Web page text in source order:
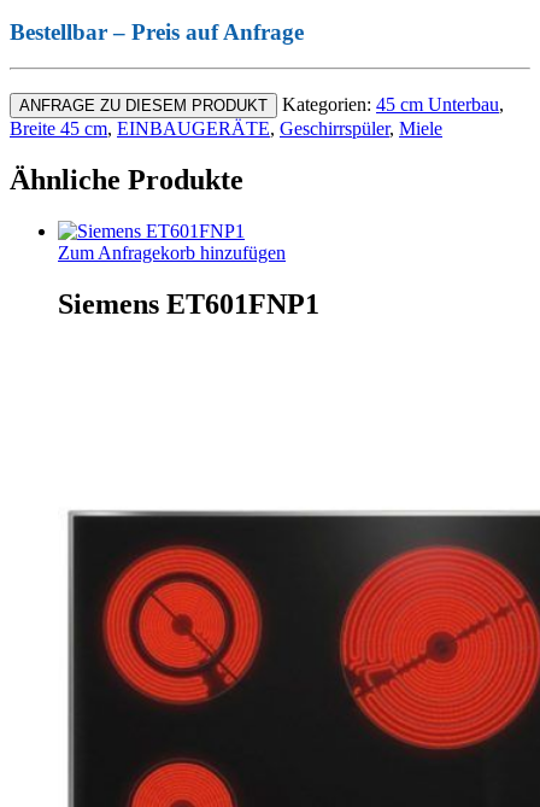
Bestellbar – Preis auf Anfrage
ANFRAGE ZU DIESEM PRODUKT Kategorien: 45 cm Unterbau,
Breite 45 cm, EINBAUGERÄTE, Geschirrspüler, Miele
Ähnliche Produkte
Zum Anfragekorb hinzufügen
Siemens ET601FNP1